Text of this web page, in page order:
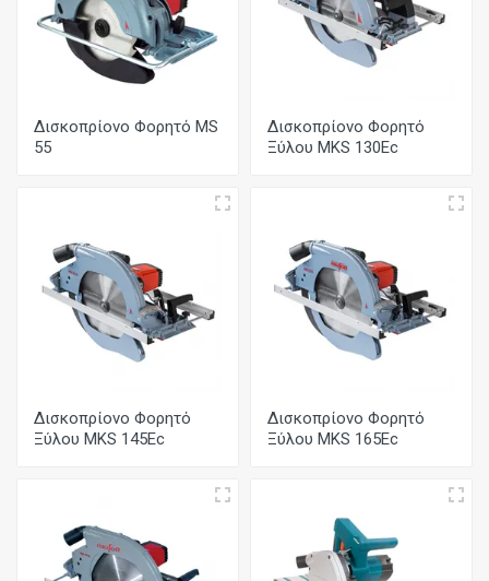
Δισκοπρίονο Φορητό MS
55
Δισκοπρίονο Φορητό
Ξύλου MKS 130Ec
Δισκοπρίονο Φορητό
Ξύλου MKS 145Ec
Δισκοπρίονο Φορητό
Ξύλου MKS 165Ec